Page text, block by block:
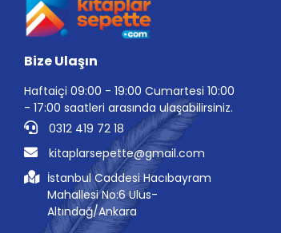
Bize Ulaşın
Haftaiçi 09:00 - 19:00 Cumartesi 10:00
- 17:00 saatleri arasında ulaşabilirsiniz.
0312 419 72 18
kitaplarsepette@gmail.com
İstanbul Caddesi Hacıbayram
Mahallesi No:6 Ulus-
Altındağ/Ankara